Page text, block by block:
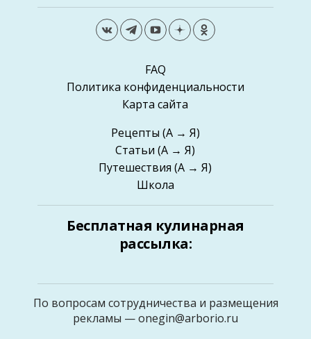
FAQ
Политика конфиденциальности
Карта сайта
Рецепты (А → Я)
Статьи (А → Я)
Путешествия (А → Я)
Школа
Бесплатная кулинарная
рассылка:
По вопросам сотрудничества и размещения
рекламы —onegin@arborio.ru